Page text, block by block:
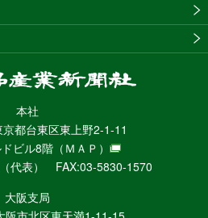
食
産
業
新
聞
社
ニ
本社
都台東区東上野2-1-11
ビル8階 （ＭＡＰ）
代表） FAX:03-5830-1570
大阪支局